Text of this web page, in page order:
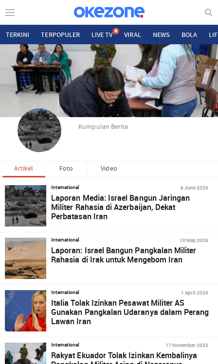
TERKINI TERPOPULER LIVE TV N VIRAL NEWS BOLA
Kumpulan Berita
Artikel Foto Video
International 6 June 2026
Laporan Media: Israel Bangun Jaringan
Militer Rahasia di Azerbaijan, Dekat
Perbatasan Iran
International 10 May 2026
Laporan: Israel Bangun Pangkalan Militer
Rahasia di Irak untuk Mengebom Iran
International 1 April 2026
Italia Tolak Izinkan Pesawat Militer AS
Gunakan Pangkalan Udaranya dalam Perang
Lawan Iran
International 17 November 2025
Rakyat Ekuador Tolak Izinkan Kembalinya